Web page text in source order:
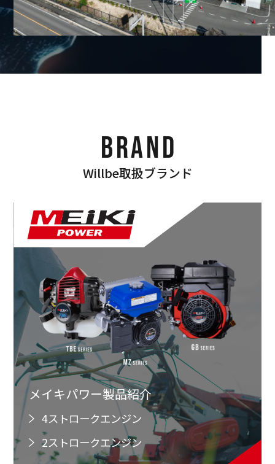
BRAND
Willbe取扱ブランド
メイキパワー製品紹介
4ストロークエンジン
2ストロークエンジン